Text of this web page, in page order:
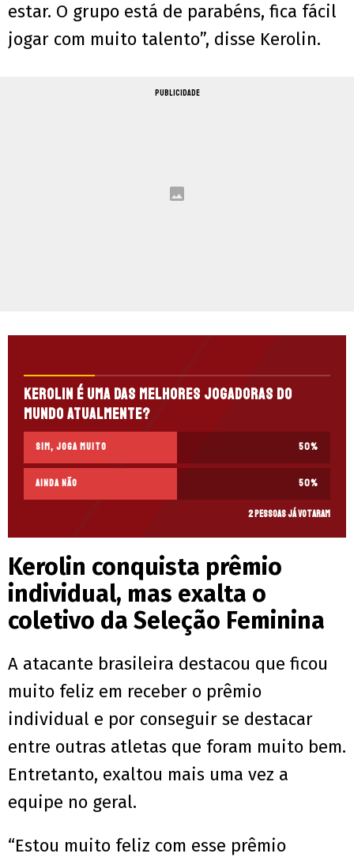
estar. O grupo está de parabéns, fica fácil
jogar com muito talento”, disse Kerolin.
PUBLICIDADE
Kerolin é uma das melhores jogadoras do
mundo atualmente?
Sim, joga muito 50%
Ainda não 50%
2 pessoas já votaram
Kerolin conquista prêmio
individual, mas exalta o
coletivo da Seleção Feminina
A atacante brasileira destacou que ficou
muito feliz em receber o prêmio
individual e por conseguir se destacar
entre outras atletas que foram muito bem.
Entretanto, exaltou mais uma vez a
equipe no geral.
“Estou muito feliz com esse prêmio